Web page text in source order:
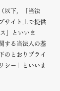
以下，「当法
サイト上で提供
」といいま
する当法人の基
のとおりプライ
シー」といいま